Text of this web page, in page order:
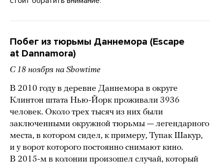
Побег из тюрьмы Даннемора (Escape
at Dannamora)
C 18 ноября на Showtime
В 2010 году в деревне Даннемора в округе
Клинтон штата Нью-Йорк проживали 3936
человек. Около трех тысяч из них были
заключенными окружной тюрьмы — легендарного
места, в котором сидел, к примеру, Тупак Шакур,
и у ворот которого постоянно снимают кино.
В 2015-м в колонии произошел случай, который